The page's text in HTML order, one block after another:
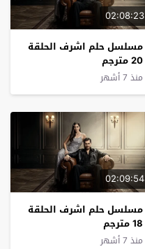
02:08:23
مسلسل حلم اشرف الحلقة
20 مترجم
منذ 7 أشهر
02:09:54
مسلسل حلم اشرف الحلقة
18 مترجم
منذ 7 أشهر